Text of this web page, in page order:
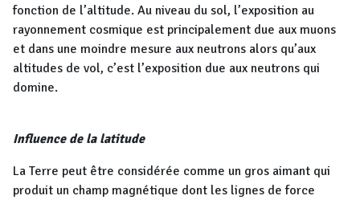
fonction de l’altitude. Au niveau du sol, l’exposition au
rayonnement cosmique est principalement due aux muons
et dans une moindre mesure aux neutrons alors qu’aux
altitudes de vol, c’est l’exposition due aux neutrons qui
domine.
Influence de la latitude
La Terre peut être considérée comme un gros aimant qui
produit un champ magnétique dont les lignes de force